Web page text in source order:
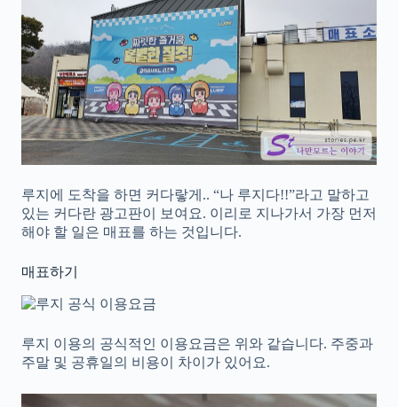
루지에 도착을 하면 커다랗게.. “나 루지다!!”라고 말하고
있는 커다란 광고판이 보여요. 이리로 지나가서 가장 먼저
해야 할 일은 매표를 하는 것입니다.
매표하기
루지 이용의 공식적인 이용요금은 위와 같습니다. 주중과
주말 및 공휴일의 비용이 차이가 있어요.